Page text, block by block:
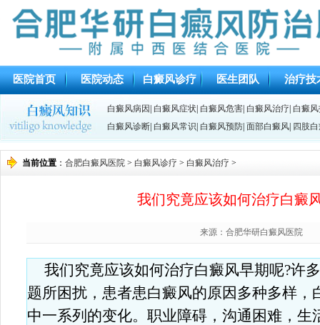
医院首页 医院动态 白癜风诊疗 医生团队 治疗技
白癜风病因 白癜风症状 白癜风危害 白癜风治疗 白癜
白癜风诊断 白癜风常识 白癜风预防 面部白癜风 四肢
当前位置 ： 合肥白癜风医院 > 白癜风诊疗 > 白癜风治疗 >
我们究竟应该如何治疗白癜
来源：合肥华研白癜风医院
我们究竟应该如何治疗白癜风早期呢?许
题所困扰，患者患白癜风的原因多种多样，
中一系列的变化。职业障碍，沟通困难，生